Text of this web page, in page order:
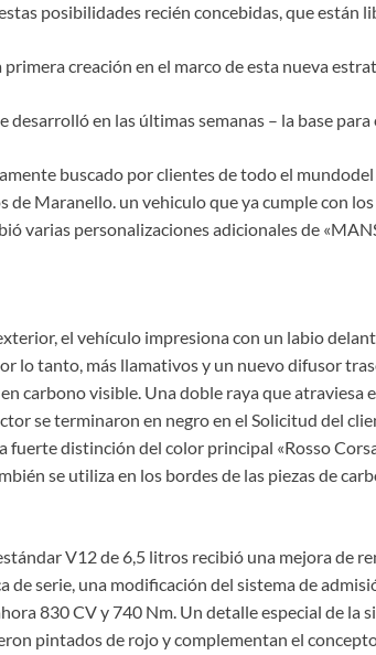
posibilidades recién concebidas, que están
primera creación en el marco de esta nueva
desarrolló en las últimas semanas – la base
buscado por clientes de todo el
de Maranello. un vehiculo que ya cumple con
varias personalizaciones adicionales de
el vehículo impresiona con un labio
lo tanto, más llamativos y un nuevo difusor
carbono visible. Una doble raya que atraviesa
se terminaron en negro en el Solicitud del
fuerte distinción del color principal «Rosso
se utiliza en los bordes de las piezas de
V12 de 6,5 litros recibió una mejora de
de serie, una modificación del sistema de
830 CV y 740 Nm. Un detalle especial de la
pintados de rojo y complementan el